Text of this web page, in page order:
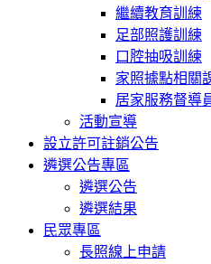
繼續教育訓練
足部照護訓練
口腔抽吸訓練
家照據點相關
居家服務督導
活動宣導
設立許可註銷公告
遴選公告專區
遴選公告
遴選結果
民眾專區
長照線上申請